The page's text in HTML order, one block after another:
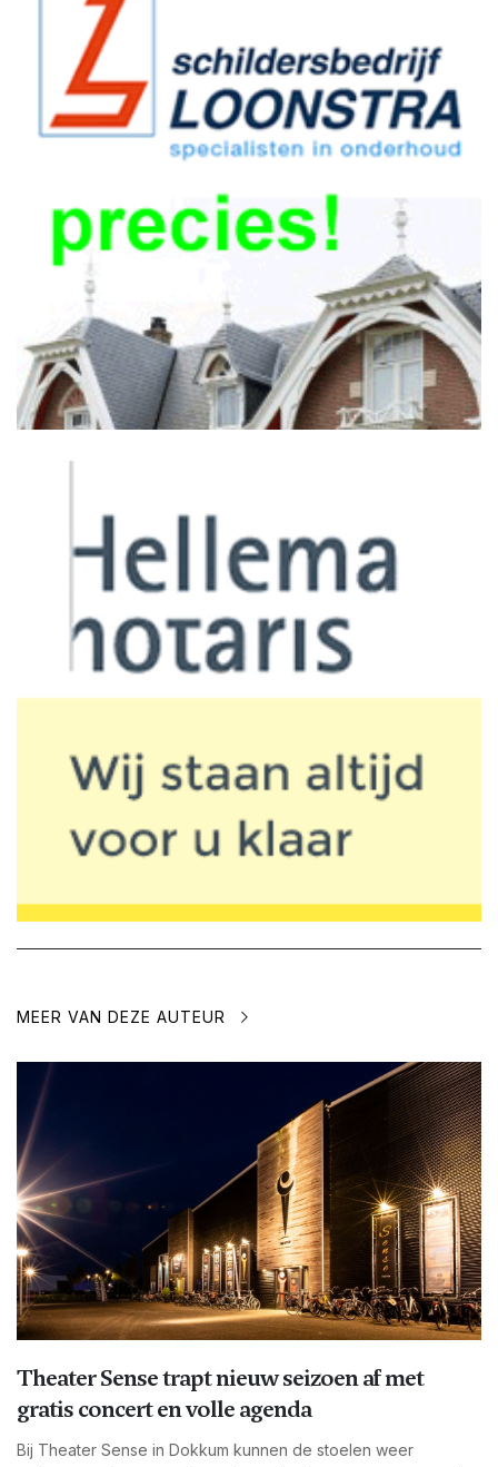
MEER VAN DEZE AUTEUR
Theater Sense trapt nieuw seizoen af met
gratis concert en volle agenda
Bij Theater Sense in Dokkum kunnen de stoelen weer